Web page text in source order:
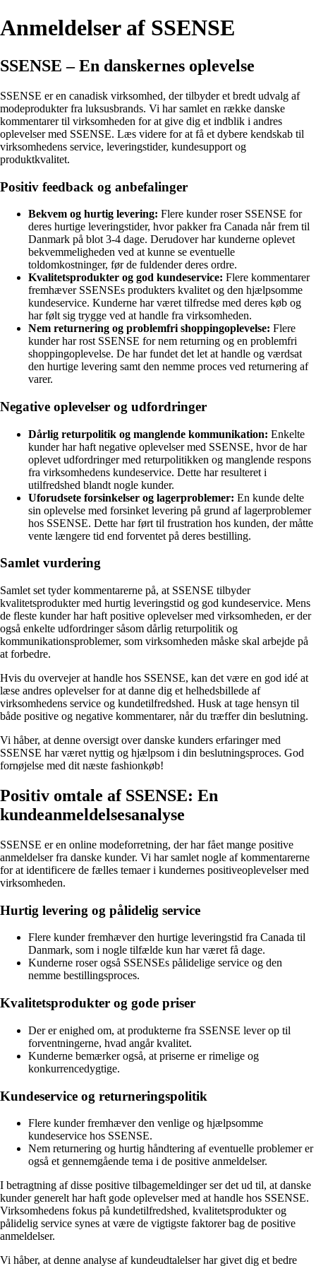
Anmeldelser af SSENSE
SSENSE – En danskernes oplevelse
SSENSE er en canadisk virksomhed, der tilbyder et bredt udvalg af
modeprodukter fra luksusbrands. Vi har samlet en række danske
kommentarer til virksomheden for at give dig et indblik i andres
oplevelser med SSENSE. Læs videre for at få et dybere kendskab til
virksomhedens service, leveringstider, kundesupport og
produktkvalitet.
Positiv feedback og anbefalinger
Bekvem og hurtig levering: Flere kunder roser SSENSE for
deres hurtige leveringstider, hvor pakker fra Canada når frem til
Danmark på blot 3-4 dage. Derudover har kunderne oplevet
bekvemmeligheden ved at kunne se eventuelle
toldomkostninger, før de fuldender deres ordre.
Kvalitetsprodukter og god kundeservice: Flere kommentarer
fremhæver SSENSEs produkters kvalitet og den hjælpsomme
kundeservice. Kunderne har været tilfredse med deres køb og
har følt sig trygge ved at handle fra virksomheden.
Nem returnering og problemfri shoppingoplevelse: Flere
kunder har rost SSENSE for nem returning og en problemfri
shoppingoplevelse. De har fundet det let at handle og værdsat
den hurtige levering samt den nemme proces ved returnering af
varer.
Negative oplevelser og udfordringer
Dårlig returpolitik og manglende kommunikation: Enkelte
kunder har haft negative oplevelser med SSENSE, hvor de har
oplevet udfordringer med returpolitikken og manglende respons
fra virksomhedens kundeservice. Dette har resulteret i
utilfredshed blandt nogle kunder.
Uforudsete forsinkelser og lagerproblemer: En kunde delte
sin oplevelse med forsinket levering på grund af lagerproblemer
hos SSENSE. Dette har ført til frustration hos kunden, der måtte
vente længere tid end forventet på deres bestilling.
Samlet vurdering
Samlet set tyder kommentarerne på, at SSENSE tilbyder
kvalitetsprodukter med hurtig leveringstid og god kundeservice. Mens
de fleste kunder har haft positive oplevelser med virksomheden, er der
også enkelte udfordringer såsom dårlig returpolitik og
kommunikationsproblemer, som virksomheden måske skal arbejde på
at forbedre.
Hvis du overvejer at handle hos SSENSE, kan det være en god idé at
læse andres oplevelser for at danne dig et helhedsbillede af
virksomhedens service og kundetilfredshed. Husk at tage hensyn til
både positive og negative kommentarer, når du træffer din beslutning.
Vi håber, at denne oversigt over danske kunders erfaringer med
SSENSE har været nyttig og hjælpsom i din beslutningsproces. God
fornøjelse med dit næste fashionkøb!
Positiv omtale af SSENSE: En
kundeanmeldelsesanalyse
SSENSE er en online modeforretning, der har fået mange positive
anmeldelser fra danske kunder. Vi har samlet nogle af kommentarerne
for at identificere de fælles temaer i kundernes positiveoplevelser med
virksomheden.
Hurtig levering og pålidelig service
Flere kunder fremhæver den hurtige leveringstid fra Canada til
Danmark, som i nogle tilfælde kun har været få dage.
Kunderne roser også SSENSEs pålidelige service og den
nemme bestillingsproces.
Kvalitetsprodukter og gode priser
Der er enighed om, at produkterne fra SSENSE lever op til
forventningerne, hvad angår kvalitet.
Kunderne bemærker også, at priserne er rimelige og
konkurrencedygtige.
Kundeservice og returneringspolitik
Flere kunder fremhæver den venlige og hjælpsomme
kundeservice hos SSENSE.
Nem returnering og hurtig håndtering af eventuelle problemer er
også et gennemgående tema i de positive anmeldelser.
I betragtning af disse positive tilbagemeldinger ser det ud til, at danske
kunder generelt har haft gode oplevelser med at handle hos SSENSE.
Virksomhedens fokus på kundetilfredshed, kvalitetsprodukter og
pålidelig service synes at være de vigtigste faktorer bag de positive
anmeldelser.
Vi håber, at denne analyse af kundeudtalelser har givet dig et bedre